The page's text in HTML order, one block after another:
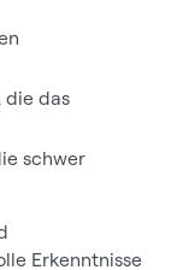
die das
schwer
Erkenntnisse